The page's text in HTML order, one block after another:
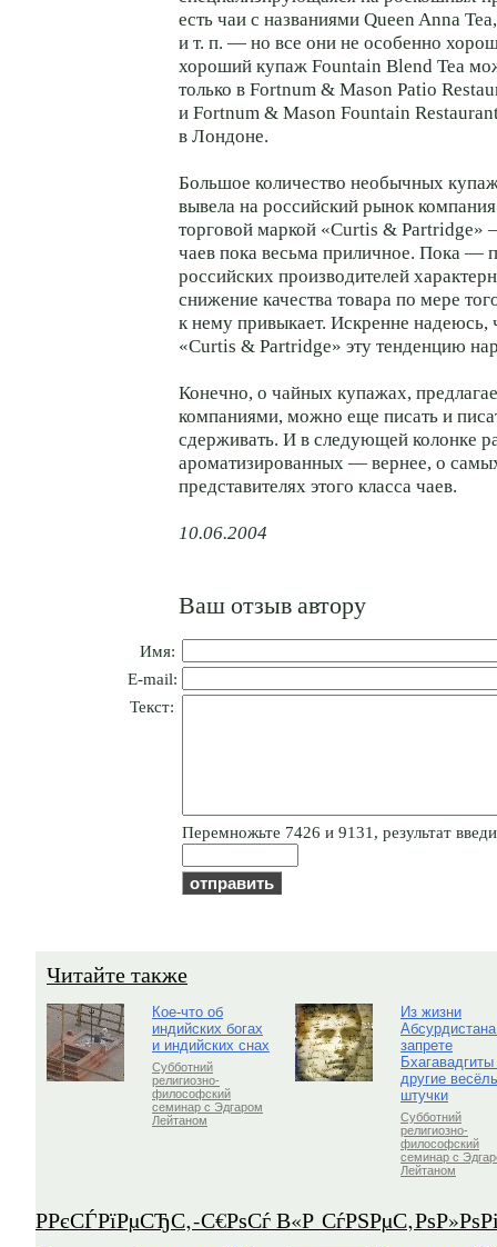
есть чаи с названиями Queen Anna
и т. п. — но все они не особенно
хороший купаж Fountain Blend Tea
только в Fortnum & Mason Patio
и Fortnum & Mason Fountain
в Лондоне.
Большое количество необычных
вывела на российский рынок
торговой маркой «Curtis & Partridge»
чаев пока весьма приличное. Пока —
российских производителей
снижение качества товара по мере
к нему привыкает. Искренне надеюсь,
«Curtis & Partridge» эту тенденцию
Конечно, о чайных купажах,
компаниями, можно еще писать и
сдерживать. И в следующей колонке
ароматизированных — вернее, о
представителях этого класса чаев.
10.06.2004
Ваш отзыв автору
Имя:
E-mail:
Текст:
Пepeмнoжьтe 7426 и 9131, результат
Читайте также
Кое-что об
индийских богах
и индийских снах
Субботний
религиозно-
философский
семинар с Эдгаром
Лейтаном
Из жизни
запрете
Бхагавадгиты
другие
штучки
Субботний
религиозно-
философский
семинар с
Лейтаном
Р­РєСЃРїРµСЂС‚-С€РѕСѓ В«Р